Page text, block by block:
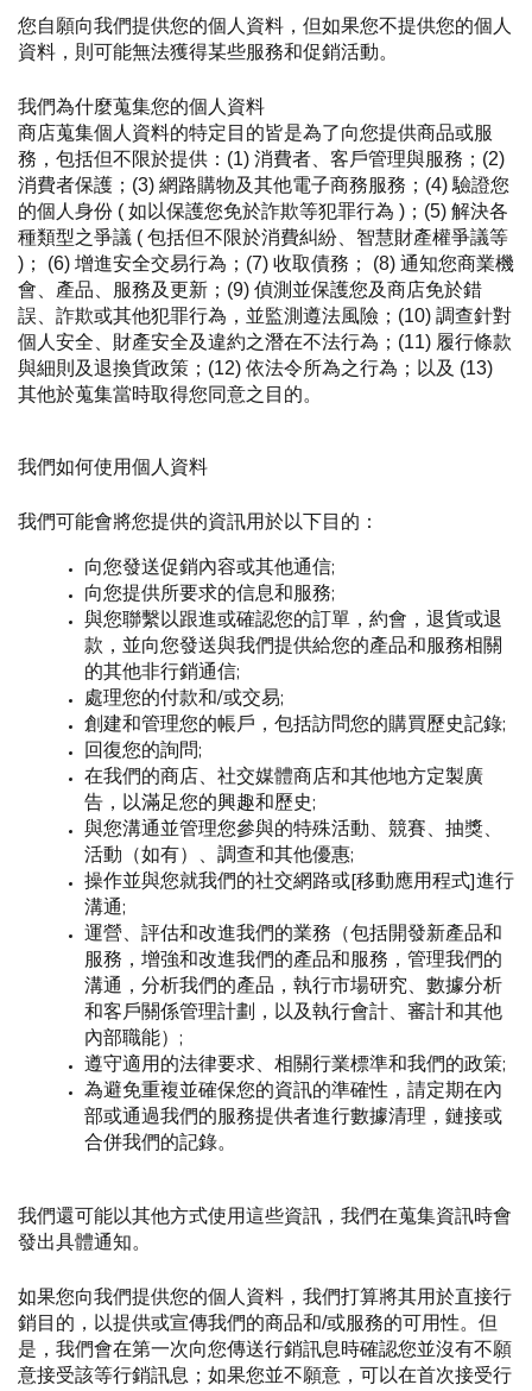
您自願向我們提供您的個人資料，但如果您不提供您的個人
資料，則可能無法獲得某些服務和促銷活動。
我們為什麼蒐集您的個人資料
商店蒐集個人資料的特定目的皆是為了向您提供商品或服
務，包括但不限於提供：(1) 消費者、客戶管理與服務；(2)
消費者保護；(3) 網路購物及其他電子商務服務；(4) 驗證您
的個人身份 ( 如以保護您免於詐欺等犯罪行為 )；(5) 解決各
種類型之爭議 ( 包括但不限於消費糾紛、智慧財產權爭議等
)； (6) 增進安全交易行為；(7) 收取債務； (8) 通知您商業機
會、產品、服務及更新；(9) 偵測並保護您及商店免於錯
誤、詐欺或其他犯罪行為，並監測遵法風險；(10) 調查針對
個人安全、財產安全及違約之潛在不法行為；(11) 履行條款
與細則及退換貨政策；(12) 依法令所為之行為；以及 (13)
其他於蒐集當時取得您同意之目的。
我們如何使用個人資料
我們可能會將您提供的資訊用於以下目的：
向您發送促銷內容或其他通信;
向您提供所要求的信息和服務;
與您聯繫以跟進或確認您的訂單，約會，退貨或退
款，並向您發送與我們提供給您的產品和服務相關
的其他非行銷通信;
處理您的付款和/或交易;
創建和管理您的帳戶，包括訪問您的購買歷史記錄;
回復您的詢問;
在我們的商店、社交媒體商店和其他地方定製廣
告，以滿足您的興趣和歷史;
與您溝通並管理您參與的特殊活動、競賽、抽獎、
活動（如有）、調查和其他優惠;
操作並與您就我們的社交網路或[移動應用程式]進行
溝通;
運營、評估和改進我們的業務（包括開發新產品和
服務，增強和改進我們的產品和服務，管理我們的
溝通，分析我們的產品，執行市場研究、數據分析
和客戶關係管理計劃，以及執行會計、審計和其他
內部職能）;
遵守適用的法律要求、相關行業標準和我們的政策;
為避免重複並確保您的資訊的準確性，請定期在內
部或通過我們的服務提供者進行數據清理，鏈接或
合併我們的記錄。
我們還可能以其他方式使用這些資訊，我們在蒐集資訊時會
發出具體通知。
如果您向我們提供您的個人資料，我們打算將其用於直接行
銷目的，以提供或宣傳我們的商品和/或服務的可用性。但
是，我們會在第一次向您傳送行銷訊息時確認您並沒有不願
意接受該等行銷訊息；如果您並不願意，可以在首次接受行